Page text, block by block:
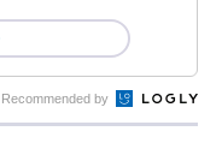
Recommended by